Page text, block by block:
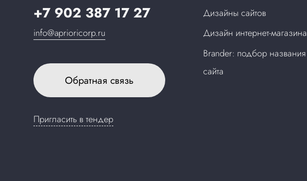
+7 902 387 17 27
info@aprioricorp.ru
Обратная связь
Пригласить в тендер
Дизайны сайтов
Дизайн интернет-магазина
Brander: подбор названия
сайта